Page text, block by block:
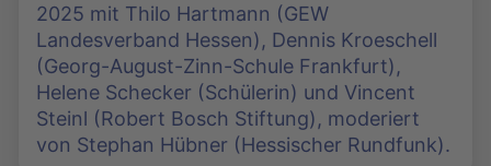
2025 mit Thilo Hartmann (GEW
Landesverband Hessen), Dennis Kroeschell
(Georg-August-Zinn-Schule Frankfurt),
Helene Schecker (Schülerin) und Vincent
Steinl (Robert Bosch Stiftung), moderiert
von Stephan Hübner (Hessischer Rundfunk).